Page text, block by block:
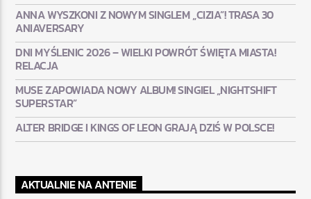
ANNA WYSZKONI Z NOWYM SINGLEM „CIZIA”! TRASA 30
ANIAVERSARY
DNI MYŚLENIC 2026 – WIELKI POWRÓT ŚWIĘTA MIASTA!
RELACJA
MUSE ZAPOWIADA NOWY ALBUM! SINGIEL „NIGHTSHIFT
SUPERSTAR”
ALTER BRIDGE I KINGS OF LEON GRAJĄ DZIŚ W POLSCE!
AKTUALNIE NA ANTENIE